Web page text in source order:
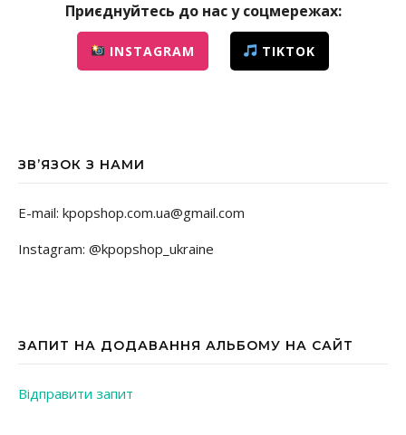
Приєднуйтесь до нас у соцмережах:
INSTAGRAM TIKTOK
ЗВ’ЯЗОК З НАМИ
E-mail: kpopshop.com.ua@gmail.com
Instagram: @kpopshop_ukraine
ЗАПИТ НА ДОДАВАННЯ АЛЬБОМУ НА САЙТ
Відправити запит